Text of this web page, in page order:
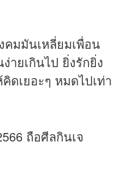
คมมันเหลี่ยมเพื่อน
ายเกินไป ยิ่งรักยิ่ง
ดเยอะๆ หมดไปเท่า
ถือศีลกินเจ